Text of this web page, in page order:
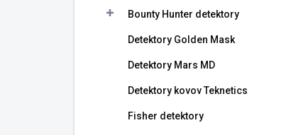
Bounty Hunter detektory
Detektory Golden Mask
Detektory Mars MD
Detektory kovov Teknetics
Fisher detektory